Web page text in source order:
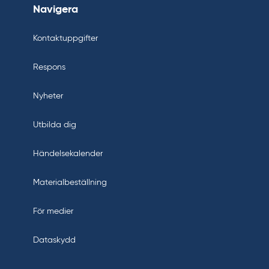
Navigera
Kontaktuppgifter
Respons
Nyheter
Utbilda dig
Händelsekalender
Materialbeställning
För medier
Dataskydd